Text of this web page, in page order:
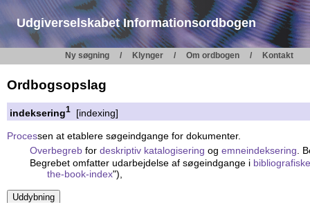
Udgiverselskabet Informationsordbogen
Ny søgning Klynger Om ordbogen Kontakt
Ordbogsopslag
indeksering1 [indexing]
Processen at etablere søgeindgange for dokumenter.
Overbegrebfor deskriptiv katalogisering og emneindeksering .
Begrebet omfatter udarbejdelse af søgeindgange i
the-book-index"),